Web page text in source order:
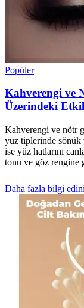
Popüler
Kahverengi ve
Üzerindeki
Kahverengi ve nötr
yüz tiplerinde sönük
ise yüz hatlarını
tonu ve göz rengine
Daha fazla bilgi